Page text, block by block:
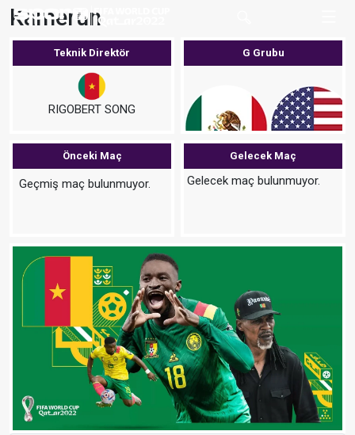
Kamerun
Teknik Direktör
RIGOBERT SONG
G Grubu
MEK ABD
Önceki Maç
Geçmiş maç bulunmuyor.
Gelecek Maç
Gelecek maç bulunmuyor.